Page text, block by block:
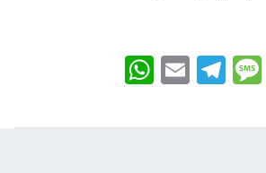
WhatsApp EmailTelegramMessage